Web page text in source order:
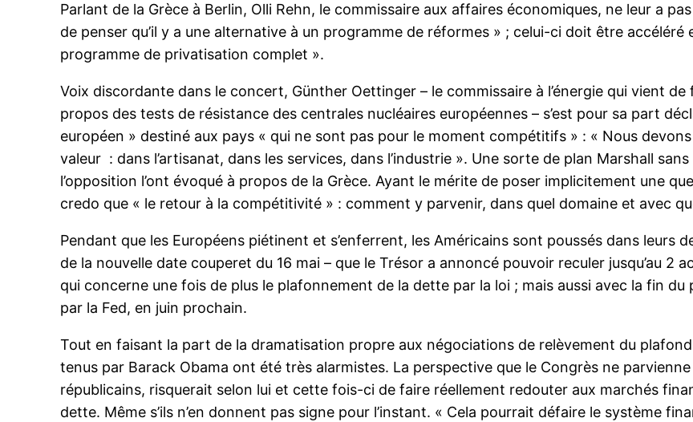
Parlant de la Grèce à Berlin, Olli Rehn, le commissaire aux affaires économiques, ne leur a
de penser qu’il y a une alternative à un programme de réformes » ; celui-ci doit être
programme de privatisation complet ».
Voix discordante dans le concert, Günther Oettinger – le commissaire à l’énergie qui vient
propos des tests de résistance des centrales nucléaires européennes – s’est pour sa part
européen » destiné aux pays « qui ne sont pas pour le moment compétitifs » : « Nous
valeur : dans l’artisanat, dans les services, dans l’industrie ». Une sorte de plan Marshall
l’opposition l’ont évoqué à propos de la Grèce. Ayant le mérite de poser implicitement une
credo que « le retour à la compétitivité » : comment y parvenir, dans quel domaine et avec
Pendant que les Européens piétinent et s’enferrent, les Américains sont poussés dans leurs
de la nouvelle date couperet du 16 mai – que le Trésor a annoncé pouvoir reculer jusqu’au 2
qui concerne une fois de plus le plafonnement de la dette par la loi ; mais aussi avec la fin
par la Fed, en juin prochain.
Tout en faisant la part de la dramatisation propre aux négociations de relèvement du
tenus par Barack Obama ont été très alarmistes. La perspective que le Congrès ne
républicains, risquerait selon lui et cette fois-ci de faire réellement redouter aux marchés
dette. Même s’ils n’en donnent pas signe pour l’instant. « Cela pourrait défaire le système